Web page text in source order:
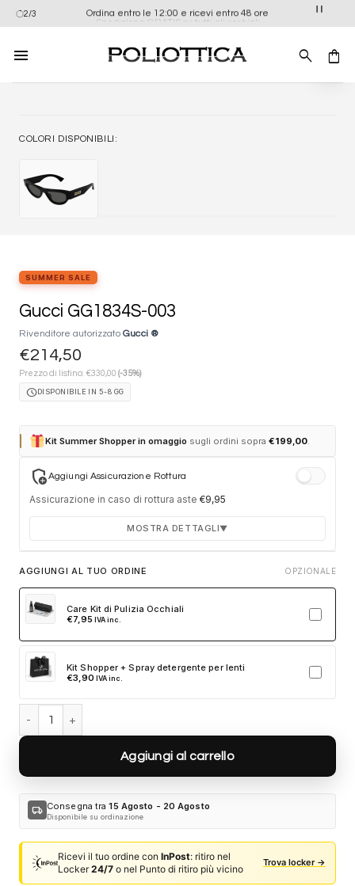
Salta
ai
contenuti
2/3
Spedizione GRATIS su tutti gli occhiali
Ordina entro le 12:00 e ricevi entro 48 ore
COLORI DISPONIBILI:
SUMMER SALE
Gucci GG1834S-003
Rivenditore autorizzato Gucci ®
€214,50
Prezzo di listino: €330,00 (-35%)
scheduleDISPONIBILE IN 5-8 GG
Kit Summer Shopper in omaggio sugli ordini sopra€199,00
add_moderatorAggiungi Assicurazione Rottura
Assicurazione in caso di rottura aste €9,95
MOSTRA DETTAGLI▼
Durata 12 mesi dalla consegna dell'ordine
Fino a 2 sostituzioni delle aste in caso di danno
accidentale
Ricambi originali e certificati del produttore
Spedizione espressa delle aste nuove
Clicca sulla card per attivare l'assicurazione. Se non clicchi, non
verrà aggiunta al tuo ordine.
AGGIUNGI AL TUO ORDINE OPZIONALE
Care Kit di Pulizia Occhiali
€7,95 IVA inc.
Kit Shopper + Spray detergente per lenti
€3,90 IVA inc.
Aggiungi al carrello
local_shipping Consegna tra15 Agosto - 20 Agosto
Disponibile su ordinazione
Ricevi il tuo ordine conInPost: ritiro nel
Locker24/7 o nel Punto di ritiro più vicino
Trova locker →